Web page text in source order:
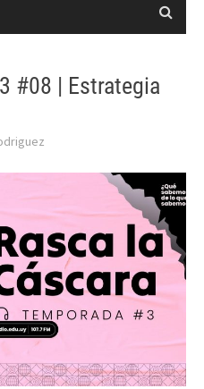
#08 | Estrategia